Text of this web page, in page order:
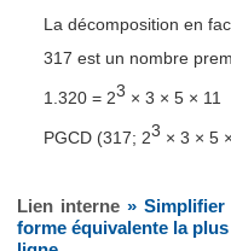
La décomposition en
317 est un nombre
1.320 = 23 × 3 × 5 × 11
PGCD (317; 23 × 3 × 5
Lien interne »
forme équivalente la